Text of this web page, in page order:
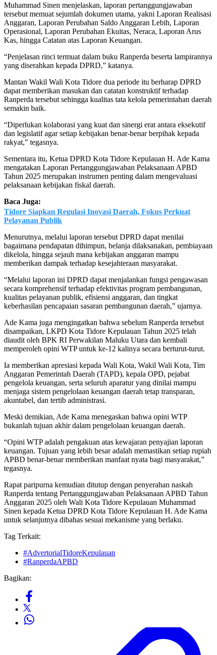
Muhammad Sinen menjelaskan, laporan pertanggungjawaban
tersebut memuat sejumlah dokumen utama, yakni Laporan Realisasi
Anggaran, Laporan Perubahan Saldo Anggaran Lebih, Laporan
Operasional, Laporan Perubahan Ekuitas, Neraca, Laporan Arus
Kas, hingga Catatan atas Laporan Keuangan.
“Penjelasan rinci termuat dalam buku Ranperda beserta lampirannya
yang diserahkan kepada DPRD,” katanya.
Mantan Wakil Wali Kota Tidore dua periode itu berharap DPRD
dapat memberikan masukan dan catatan konstruktif terhadap
Ranperda tersebut sehingga kualitas tata kelola pemerintahan daerah
semakin baik.
“Diperlukan kolaborasi yang kuat dan sinergi erat antara eksekutif
dan legislatif agar setiap kebijakan benar-benar berpihak kepada
rakyat,” tegasnya.
Sementara itu, Ketua DPRD Kota Tidore Kepulauan H. Ade Kama
mengatakan Laporan Pertanggungjawaban Pelaksanaan APBD
Tahun 2025 merupakan instrumen penting dalam mengevaluasi
pelaksanaan kebijakan fiskal daerah.
Baca Juga:
Tidore Siapkan Regulasi Inovasi Daerah, Fokus Perkuat
Pelayanan Publik
Menurutnya, melalui laporan tersebut DPRD dapat menilai
bagaimana pendapatan dihimpun, belanja dilaksanakan, pembiayaan
dikelola, hingga sejauh mana kebijakan anggaran mampu
memberikan dampak terhadap kesejahteraan masyarakat.
“Melalui laporan ini DPRD dapat menjalankan fungsi pengawasan
secara komprehensif terhadap efektivitas program pembangunan,
kualitas pelayanan publik, efisiensi anggaran, dan tingkat
keberhasilan pencapaian sasaran pembangunan daerah,” ujarnya.
Ade Kama juga mengingatkan bahwa sebelum Ranperda tersebut
disampaikan, LKPD Kota Tidore Kepulauan Tahun 2025 telah
diaudit oleh BPK RI Perwakilan Maluku Utara dan kembali
memperoleh opini WTP untuk ke-12 kalinya secara berturut-turut.
Ia memberikan apresiasi kepada Wali Kota, Wakil Wali Kota, Tim
Anggaran Pemerintah Daerah (TAPD), kepala OPD, pejabat
pengelola keuangan, serta seluruh aparatur yang dinilai mampu
menjaga sistem pengelolaan keuangan daerah tetap transparan,
akuntabel, dan tertib administrasi.
Meski demikian, Ade Kama menegaskan bahwa opini WTP
bukanlah tujuan akhir dalam pengelolaan keuangan daerah.
“Opini WTP adalah pengakuan atas kewajaran penyajian laporan
keuangan. Tujuan yang lebih besar adalah memastikan setiap rupiah
APBD benar-benar memberikan manfaat nyata bagi masyarakat,”
tegasnya.
Rapat paripurna kemudian ditutup dengan penyerahan naskah
Ranperda tentang Pertanggungjawaban Pelaksanaan APBD Tahun
Anggaran 2025 oleh Wali Kota Tidore Kepulauan Muhammad
Sinen kepada Ketua DPRD Kota Tidore Kepulauan H. Ade Kama
untuk selanjutnya dibahas sesuai mekanisme yang berlaku.
Tag Terkait:
#AdvertorialTidoreKepulauan
#RanperdaAPBD
Bagikan: